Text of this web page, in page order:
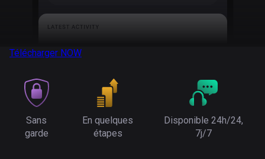
Télécharger NOW
Sans
garde
En quelques
étapes
Disponible 24h/24,
7j/7